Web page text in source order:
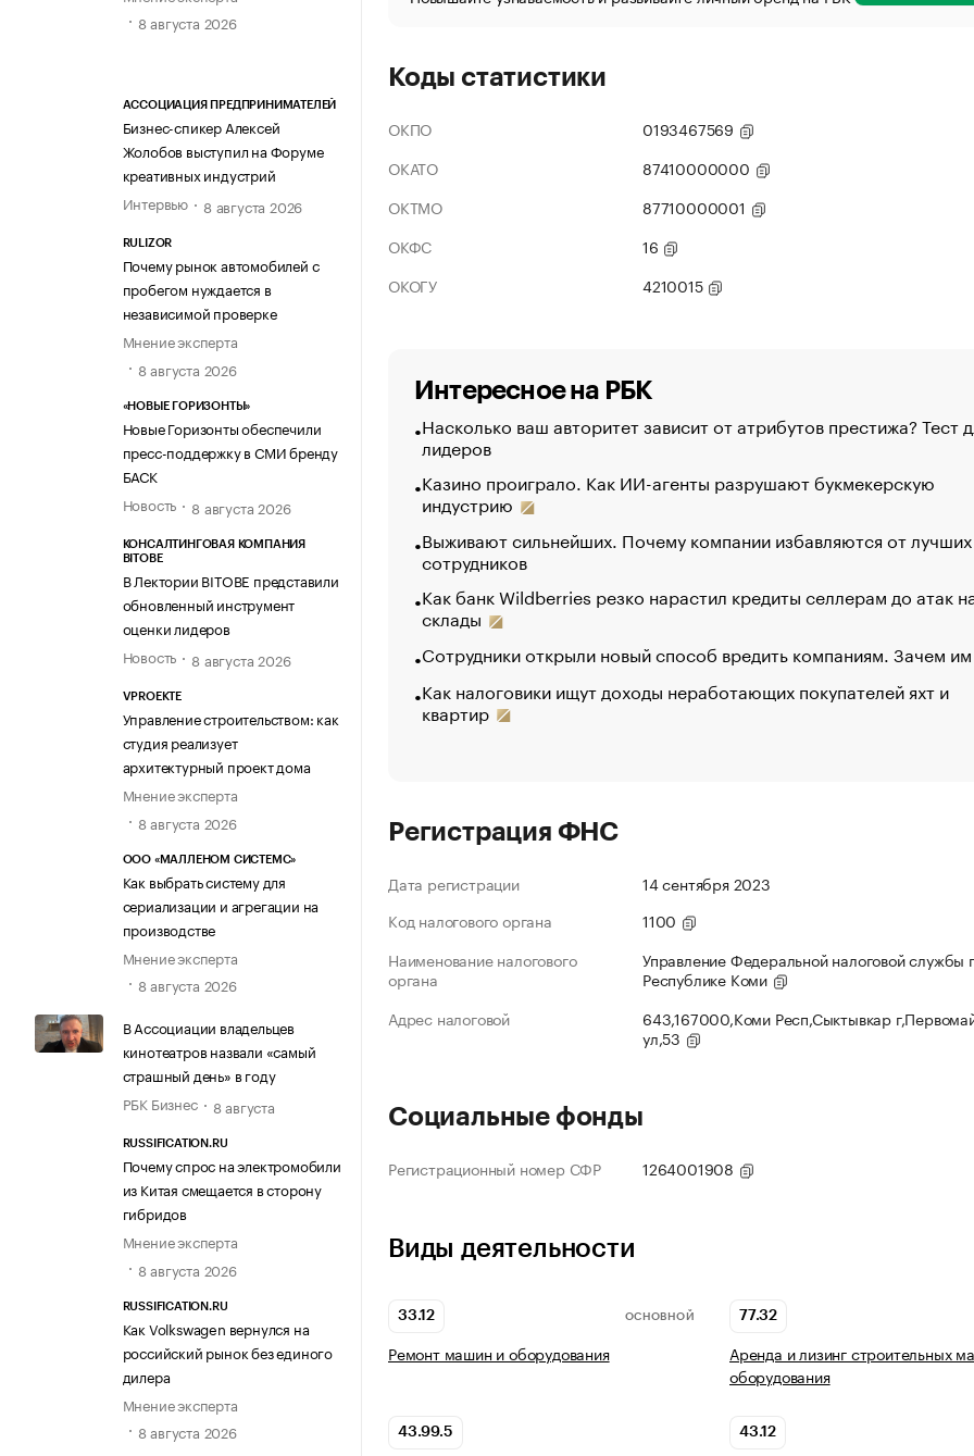
8 августа 2026
АССОЦИАЦИЯ ПРЕДПРИНИМАТЕЛЕЙ
Бизнес-спикер Алексей
Жолобов выступил на Форуме
креативных индустрий
Интервью
8 августа 2026
RULIZOR
Почему рынок автомобилей с
пробегом нуждается в
независимой проверке
Мнение эксперта
8 августа 2026
«НОВЫЕ ГОРИЗОНТЫ»
Новые Горизонты обеспечили
пресс-поддержку в СМИ бренду
БАСК
Новость
8 августа 2026
КОНСАЛТИНГОВАЯ КОМПАНИЯ
BITOBE
В Лектории BITOBE представили
обновленный инструмент
оценки лидеров
Новость
8 августа 2026
VPROEKTE
Управление строительством: как
студия реализует
архитектурный проект дома
Мнение эксперта
8 августа 2026
ООО «МАЛЛЕНОМ СИСТЕМС»
Как выбрать систему для
сериализации и агрегации на
производстве
Мнение эксперта
8 августа 2026
В Ассоциации владельцев
кинотеатров назвали «самый
страшный день» в году
РБК Бизнес
8 августа
RUSSIFICATION.RU
Почему спрос на электромобили
из Китая смещается в сторону
гибридов
Мнение эксперта
8 августа 2026
RUSSIFICATION.RU
Как Volkswagen вернулся на
российский рынок без единого
дилера
Мнение эксперта
8 августа 2026
Коды статистики
ОКПО
0193467569
ОКАТО
87410000000
ОКТМО
87710000001
ОКФС
16
ОКОГУ
4210015
Интересное на РБК
Насколько ваш авторитет зависит от атрибутов престижа? Тест
лидеров
Казино проиграло. Как ИИ-агенты разрушают букмекерскую
индустрию
Выживают сильнейших. Почему компании избавляются от лучших
сотрудников
Как банк Wildberries резко нарастил кредиты селлерам до атак
склады
Сотрудники открыли новый способ вредить компаниям. Зачем
Как налоговики ищут доходы неработающих покупателей яхт и
квартир
Регистрация ФНС
Дата регистрации
14 сентября 2023
Код налогового органа
1100
Наименование налогового
органа
Управление Федеральной налоговой службы
Республике Коми
Адрес налоговой
643,167000,Коми Респ,Сыктывкар
ул,53
Социальные фонды
Регистрационный номер СФР 1264001908
Виды деятельности
33.12 ОСНОВНОЙ
Ремонт машин и оборудования
77.32
Аренда и лизинг строительных
оборудования
43.99.5 43.12